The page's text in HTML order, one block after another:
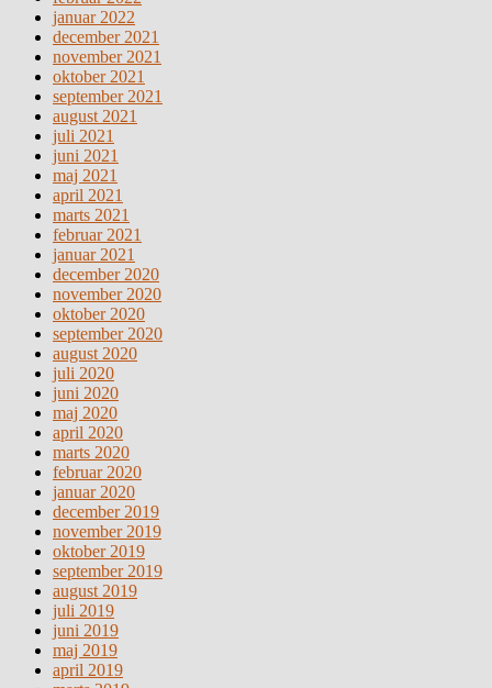
januar 2022
december 2021
november 2021
oktober 2021
september 2021
august 2021
juli 2021
juni 2021
maj 2021
april 2021
marts 2021
februar 2021
januar 2021
december 2020
november 2020
oktober 2020
september 2020
august 2020
juli 2020
juni 2020
maj 2020
april 2020
marts 2020
februar 2020
januar 2020
december 2019
november 2019
oktober 2019
september 2019
august 2019
juli 2019
juni 2019
maj 2019
april 2019